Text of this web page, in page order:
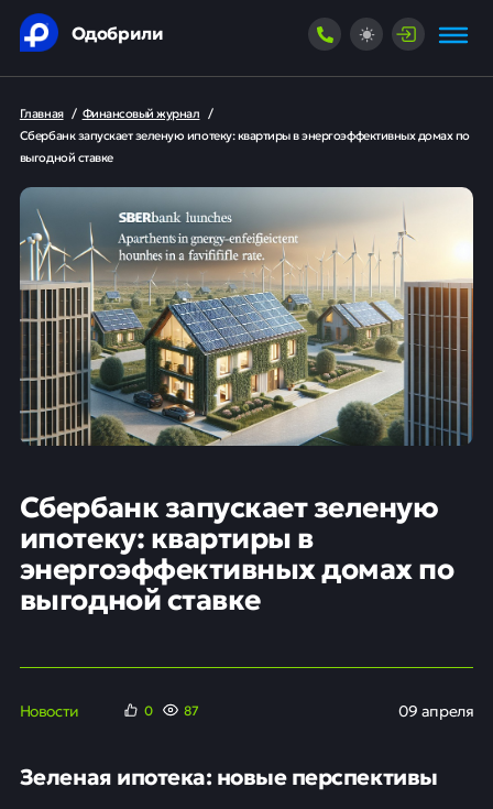
Одобрили
Главная / Финансовый журнал /
Сбербанк запускает зеленую ипотеку: квартиры в энергоэффективных домах по
выгодной ставке
Сбербанк запускает зеленую
ипотеку: квартиры в
энергоэффективных домах по
выгодной ставке
Новости 0 87 09 апреля
Зеленая ипотека: новые перспективы